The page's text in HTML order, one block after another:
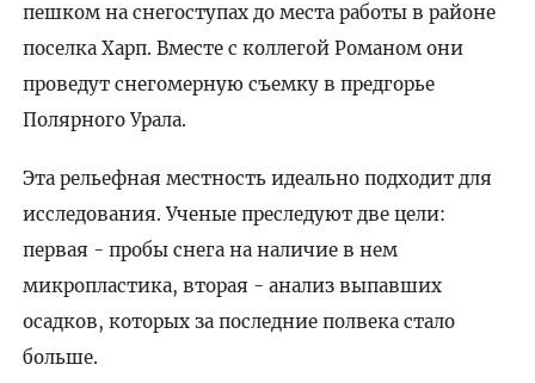
пешком на снегоступах до места работы в районе
поселка Харп. Вместе с коллегой Романом они
проведут снегомерную съемку в предгорье
Полярного Урала.
Эта рельефная местность идеально подходит для
исследования. Ученые преследуют две цели:
первая - пробы снега на наличие в нем
микропластика, вторая - анализ выпавших
осадков, которых за последние полвека стало
больше.